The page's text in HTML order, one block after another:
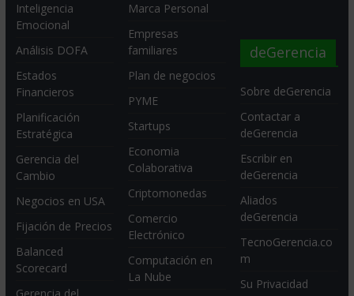
Inteligencia
Emocional
Análisis DOFA
Estados
Financieros
Planificación
Estratégica
Gerencia del
Cambio
Negocios en USA
Fijación de Precios
Balanced
Scorecard
Marca Personal
Empresas
familiares
Plan de negocios
PYME
Startups
Economia
Colaborativa
Criptomonedas
Comercio
Electrónico
Computación en
La Nube
deGerencia
Sobre deGerencia
Contactar a
deGerencia
Escribir en
deGerencia
Aliados
deGerencia
TecnoGerencia.co
m
Su Privacidad